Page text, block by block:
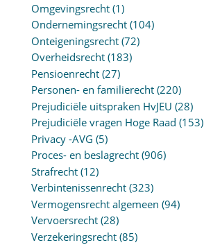
Omgevingsrecht(1)
Ondernemingsrecht(104)
Onteigeningsrecht(72)
Overheidsrecht(183)
Pensioenrecht(27)
Personen- en familierecht(220)
Prejudiciële uitspraken HvJEU (28)
Prejudiciële vragen Hoge Raad (153)
Privacy -AVG (5)
Proces- en beslagrecht(906)
Strafrecht(12)
Verbintenissenrecht(323)
Vermogensrecht algemeen (94)
Vervoersrecht(28)
Verzekeringsrecht(85)